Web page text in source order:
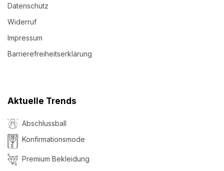
Datenschutz
Widerruf
Impressum
Barrierefreiheitserklärung
Aktuelle Trends
Abschlussball
Konfirmationsmode
Premium Bekleidung